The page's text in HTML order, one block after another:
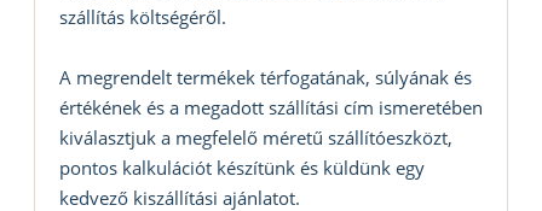
szállítás költségéről.
A megrendelt termékek térfogatának, súlyának és
értékének és a megadott szállítási cím ismeretében
kiválasztjuk a megfelelő méretű szállítóeszközt,
pontos kalkulációt készítünk és küldünk egy
kedvező kiszállítási ajánlatot.